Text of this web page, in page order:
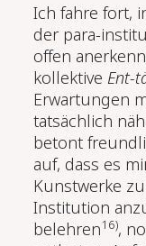
Ich fahre fort,
der para-
offen
kollektive Ent-
Erwartungen
tatsächlich
betont
auf, dass es
Kunstwerke
Institution
belehren16),